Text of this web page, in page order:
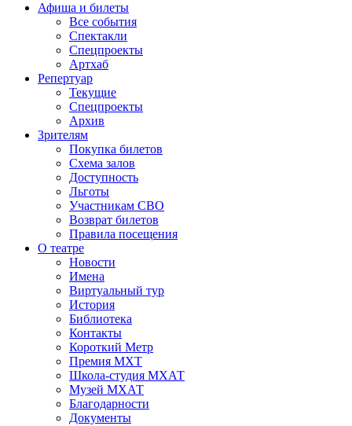
Афиша и билеты
Все события
Спектакли
Спецпроекты
Артхаб
Репертуар
Текущие
Спецпроекты
Архив
Зрителям
Покупка билетов
Схема залов
Доступность
Льготы
Участникам СВО
Возврат билетов
Правила посещения
О театре
Новости
Имена
Виртуальный тур
История
Библиотека
Контакты
Короткий Метр
Премия МХТ
Школа-студия МХАТ
Музей МХАТ
Благодарности
Документы